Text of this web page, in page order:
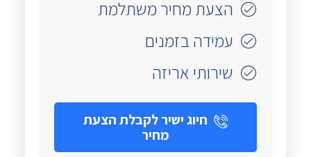
הצעת מחיר משתלמת
עמידה בזמנים
שירותי אריזה
חיוג ישיר לקבלת הצעת
מחיר